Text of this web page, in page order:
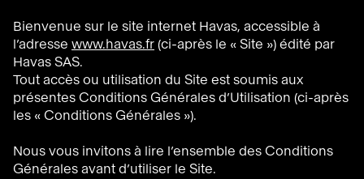
Bienvenue sur le site internet Havas, accessible à
l’adresse www.havas.fr (ci-après le « Site ») édité par
Havas SAS.
Tout accès ou utilisation du Site est soumis aux
présentes Conditions Générales d’Utilisation (ci-après
les « Conditions Générales »).
Nous vous invitons à lire l’ensemble des Conditions
Générales avant d’utiliser le Site.